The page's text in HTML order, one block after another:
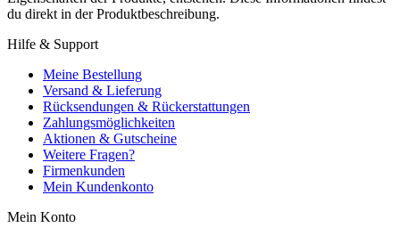
du direkt in der Produktbeschreibung.
Hilfe & Support
Meine Bestellung
Versand & Lieferung
Rücksendungen & Rückerstattungen
Zahlungsmöglichkeiten
Aktionen & Gutscheine
Weitere Fragen?
Firmenkunden
Mein Kundenkonto
Mein Konto